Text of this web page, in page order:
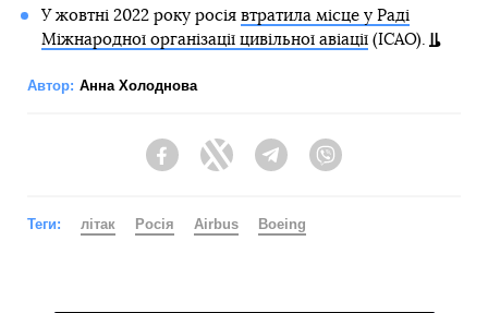
У жовтні 2022 року росія втратила місце у Раді
Міжнародної організації цивільної авіації(ІСАО).
Автор: Анна Холоднова
FacebookTwitter Telegram
Теги: літак Росія Airbus Boeing